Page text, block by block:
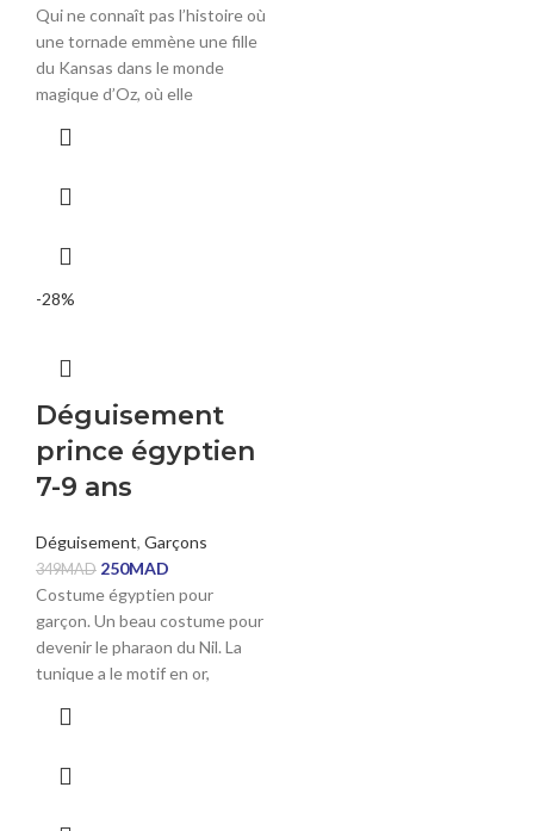
Qui ne connaît pas l’histoire où
une tornade emmène une fille
du Kansas dans le monde
magique d’Oz, où elle
-28%
Déguisement
prince égyptien
7-9 ans
Déguisement, Garçons
349MAD 250MAD
Costume égyptien pour
garçon. Un beau costume pour
devenir le pharaon du Nil. La
tunique a le motif en or,